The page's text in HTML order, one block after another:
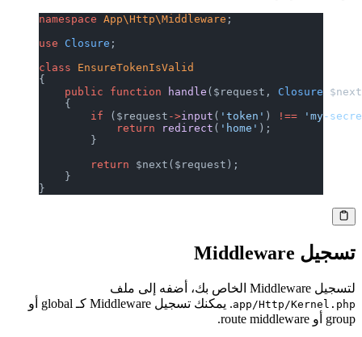
namespace App\Http\Middleware
use Closure
class EnsureTokenIsValid
    public
function handle ($request, Closure
    {
        if
($request-> input ( 'token' ) !==
'my-
            return
redirect ( 'home' );
        }
        return
$next($request);
    }
تسجيل Middleware
لتسجيل Middleware الخاص بك، أضفه إلى ملف
app/Http/Kernel.php
. يمكنك تسجيل Middleware كـ global أو
group أو route middleware.